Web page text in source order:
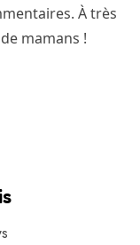
À très
mamans !